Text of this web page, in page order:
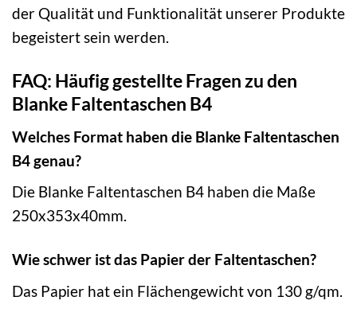
der Qualität und Funktionalität unserer Produkte
begeistert sein werden.
FAQ: Häufig gestellte Fragen zu den
Blanke Faltentaschen B4
Welches Format haben die Blanke Faltentaschen
B4 genau?
Die Blanke Faltentaschen B4 haben die Maße
250x353x40mm.
Wie schwer ist das Papier der Faltentaschen?
Das Papier hat ein Flächengewicht von 130 g/qm.